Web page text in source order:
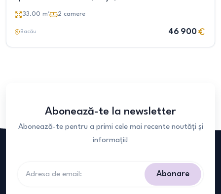
33.00 m² 2 camere
Bacău 46 900
Abonează-te la newsletter
Abonează-te pentru a primi cele mai recente noutăți și
informații!
Abonare